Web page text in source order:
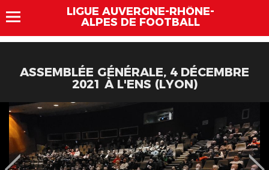
LIGUE AUVERGNE-RHÔNE-
ALPES DE FOOTBALL
ASSEMBLÉE GÉNÉRALE, 4 DÉCEMBRE
2021 À L'ENS (LYON)